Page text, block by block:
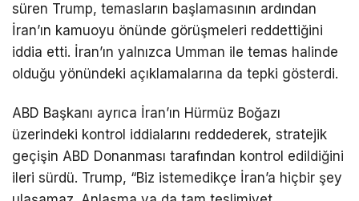
süren Trump, temasların başlamasının ardından
İran’ın kamuoyu önünde görüşmeleri reddettiğini
iddia etti. İran’ın yalnızca Umman ile temas halinde
olduğu yönündeki açıklamalarına da tepki gösterdi.
ABD Başkanı ayrıca İran’ın Hürmüz Boğazı
üzerindeki kontrol iddialarını reddederek, stratejik
geçişin ABD Donanması tarafından kontrol edildiğini
ileri sürdü. Trump, “Biz istemedikçe İran’a hiçbir şey